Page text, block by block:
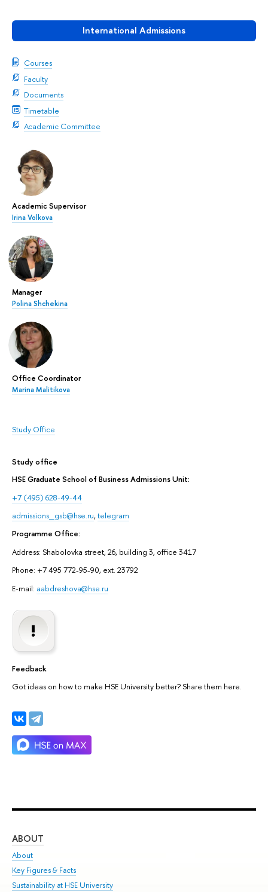
International Admissions
Courses
Faculty
Documents
Timetable
Academic Committee
Academic Supervisor
Irina Volkova
Manager
Polina Shchekina
Office Coordinator
Marina Malitikova
Study Office
Study office
HSE Graduate School of Business Admissions Unit:
+7 (495) 628-49-44
admissions_gsb@hse.ru, telegram
Programme Office:
Address: Shabolovka street, 26, building 3, office 3417
Phone: +7 495 772-95-90, ext. 23792
E-mail: aabdreshova@hse.ru
Feedback
Got ideas on how to make HSE University better? Share them here.
ABOUT
About
Key Figures & Facts
Sustainability at HSE University